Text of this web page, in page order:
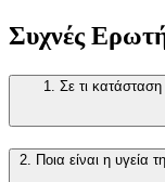
Συχνές
1. Σε τι
2. Ποια είναι η υγεία